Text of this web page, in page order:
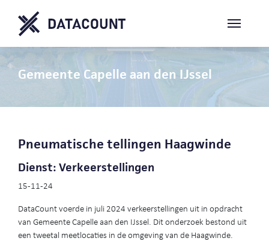
Gemeente Capelle aan den IJssel
Pneumatische tellingen Haagwinde
Dienst: Verkeerstellingen
15-11-24
DataCount voerde in juli 2024 verkeerstellingen uit in opdracht
van Gemeente Capelle aan den IJssel. Dit onderzoek bestond uit
een tweetal meetlocaties in de omgeving van de Haagwinde.